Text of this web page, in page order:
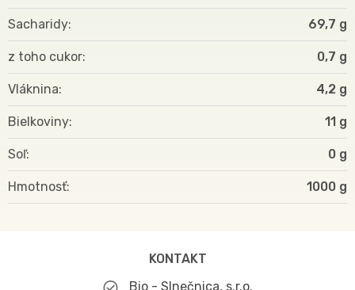
Sacharidy 69,7 g
z toho cukor 0,7 g
Vláknina 4,2 g
Bielkoviny 11 g
Soľ 0 g
Hmotnosť 1000
KONTAKT
Bio - Slnečnica, s.r.o.